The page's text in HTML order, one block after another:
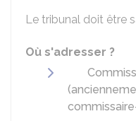
Le tribunal doit être
Où s'adresser ?